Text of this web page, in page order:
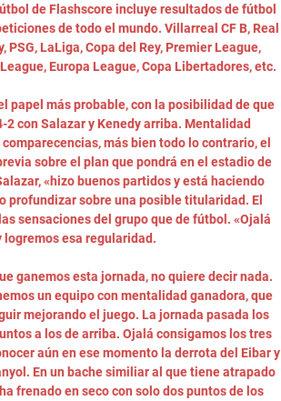
de Flashscore incluye resultados de fútbol
de todo el mundo. Villarreal CF B, Real
PSG, LaLiga, Copa del Rey, Premier League,
Europa League, Copa Libertadores, etc.
papel más probable, con la posibilidad de que
con Salazar y Kenedy arriba. Mentalidad
más bien todo lo contrario, el
sobre el plan que pondrá en el estadio de
«hizo buenos partidos y está haciendo
profundizar sobre una posible titularidad. El
sensaciones del grupo que de fútbol. «Ojalá
logremos esa regularidad.
ganemos esta jornada, no quiere decir nada.
un equipo con mentalidad ganadora, que
mejorando el juego. La jornada pasada los
a los de arriba. Ojalá consigamos los tres
aún en ese momento la derrota del Eibar y
En un bache similiar al que tiene atrapado
frenado en seco con solo dos puntos de los